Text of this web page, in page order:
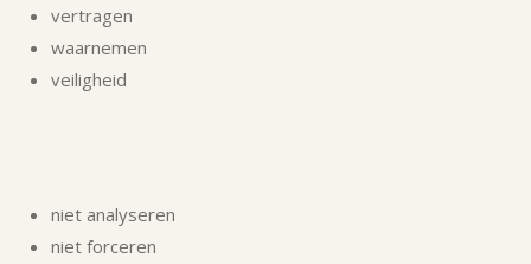
vertragen
waarnemen
veiligheid
niet analyseren
niet forceren